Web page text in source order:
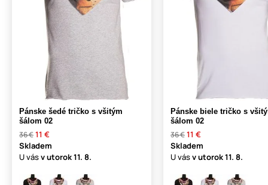
Pánske šedé tričko s všitým
šálom 02
36 €11 €
Skladem
U vásv utorok11. 8.
Pánske biele tričko s
šálom 02
36 €11 €
Skladem
U vásv utorok11. 8.